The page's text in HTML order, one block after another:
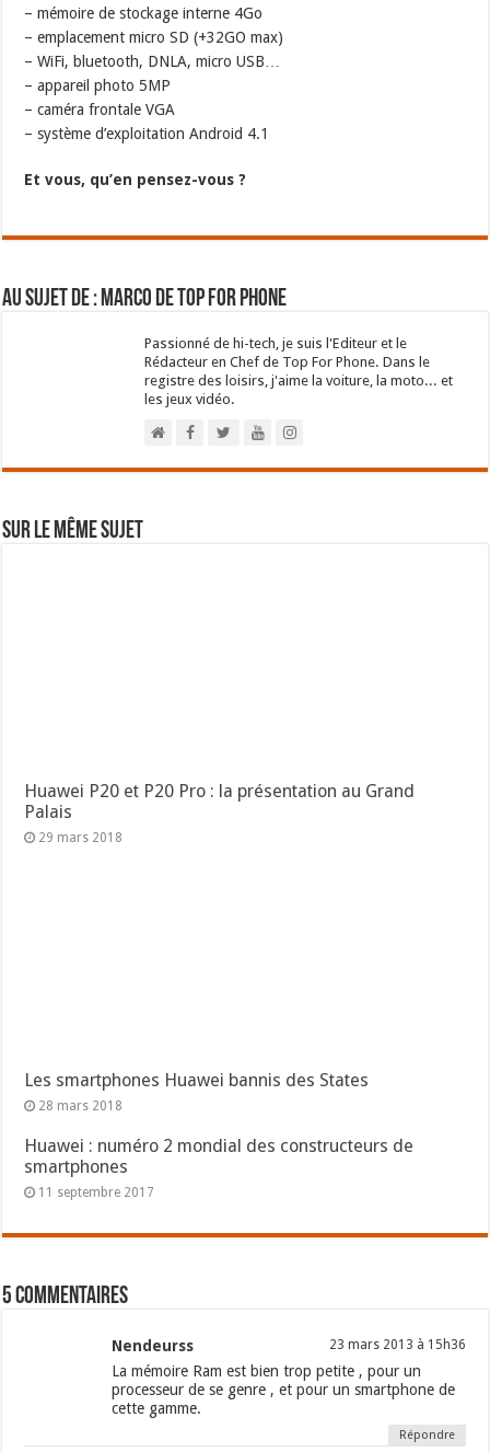
– mémoire de stockage interne 4Go
– emplacement micro SD (+32GO max)
– WiFi, bluetooth, DNLA, micro USB…
– appareil photo 5MP
– caméra frontale VGA
– système d’exploitation Android 4.1
Et vous, qu’en pensez-vous ?
Au sujet de : Marco de Top For Phone
Passionné de hi-tech, je suis l'Editeur et le
Rédacteur en Chef de Top For Phone. Dans le
registre des loisirs, j'aime la voiture, la moto... et
les jeux vidéo.
Sur le même sujet
Huawei P20 et P20 Pro : la présentation au Grand
Palais
29 mars 2018
Les smartphones Huawei bannis des States
28 mars 2018
Huawei : numéro 2 mondial des constructeurs de
smartphones
11 septembre 2017
5 commentaires
Nendeurss 23 mars 2013 à 15h36
La mémoire Ram est bien trop petite , pour un
processeur de se genre , et pour un smartphone de
cette gamme.
Répondre